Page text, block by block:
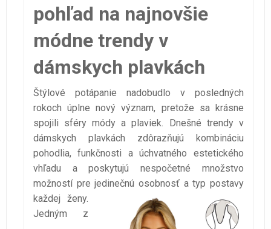
pohľad na najnovšie
módne trendy v
dámskych plavkách
Štýlové potápanie nadobudlo v posledných
rokoch úplne nový význam, pretože sa krásne
spojili sféry módy a plaviek. Dnešné trendy v
dámskych plavkách zdôrazňujú kombináciu
pohodlia, funkčnosti a úchvatného estetického
vhľadu a poskytujú nespočetné množstvo
možností pre jedinečnú osobnosť a typ postavy
každej ženy.
Jedným z